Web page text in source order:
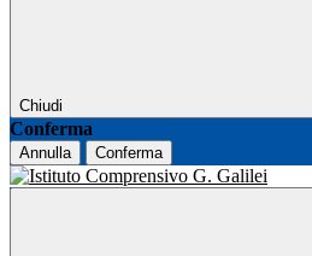
Chiudi
Conferma
Annulla Conferma